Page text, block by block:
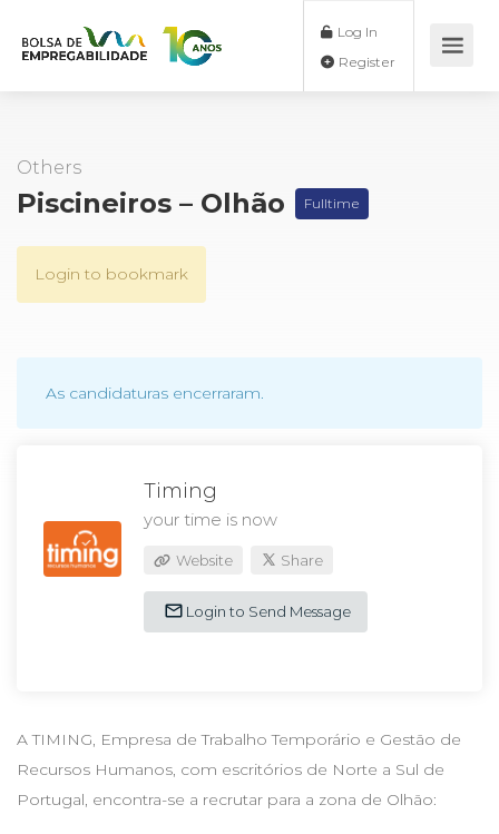
Log In
Others
Piscineiros – Olhão Fulltime
Login to bookmark
As candidaturas encerraram.
Timing
your time is now
Website Share
Login to Send Message
A TIMING, Empresa de Trabalho Temporário e Gestão de
Recursos Humanos, com escritórios de Norte a Sul de
Portugal, encontra-se a recrutar para a zona de Olhão: